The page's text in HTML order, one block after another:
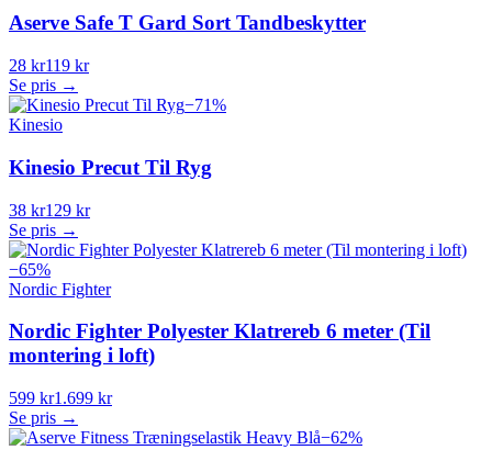
Aserve Safe T Gard Sort Tandbeskytter
28 kr119 kr
Se pris →
−71%
Kinesio
Kinesio Precut Til Ryg
38 kr129 kr
Se pris →
−65%
Nordic Fighter
Nordic Fighter Polyester Klatrereb 6 meter (Til
montering i loft)
599 kr1.699 kr
Se pris →
−62%